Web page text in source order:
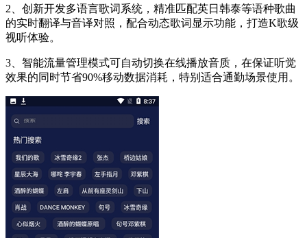
2、创新开发多语言歌词系统，精准匹配英日韩泰等语种歌曲
的实时翻译与音译对照，配合动态歌词显示功能，打造K歌级
视听体验。
3、智能流量管理模式可自动切换在线播放音质，在保证听觉
效果的同时节省90%移动数据消耗，特别适合通勤场景使用。